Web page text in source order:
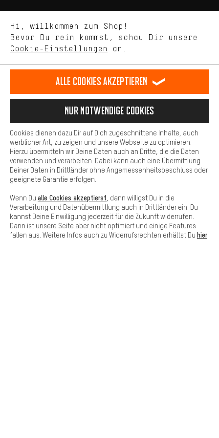
SICHER EINKAUFEN
SICHER BEZAHLEN
Hi, willkommen zum Shop!
Bevor Du rein kommst, schau Dir unsere
Cookie-Einstellungen an.
Uns interessiert, was Du in unserem Shop suchst und brauchst.
selbst Einfluss auf die Verbesserung unserer Webseite und
unseres Shop-Angebots.
Dein Shopping-Erlebnis wird komfortabler. Mit Komfort-Cookies
stellen wir Verknüpfungen zu Social Media Plattformen her. So
können wir dir weitere nützliche Inhalte und Informationen zur
Verfügung stellen. Zudem hast du die Möglichkeit zusätzliche
Services zu nutzen, die es dir erleichtern die richtigen Produkte zu
finden. Beispielsweise bieten wir eine Chat-Funktion an, damit
Fragen schnell und unkompliziert beantwortet werden können.
Basis
Basis-Cookies gewährleisten, dass Du unsere Webseite
grundsätzlich nutzen kannst.
Alle Cookies akzeptieren
Nur Notwendige Cookies
Cookies dienen dazu Dir auf Dich zugeschnittene Inhalte, auch
werblicher Art, zu zeigen und unsere Webseite zu optimieren.
Hierzu übermitteln wir Deine Daten auch an Dritte, die die Daten
verwenden und verarbeiten. Dabei kann auch eine Übermittlung
Deiner Daten in Drittländer ohne Angemessenheitsbeschluss oder
geeignete Garantie erfolgen.
Wenn Du alle Cookies akzeptierst , dann willigst Du in die
Verarbeitung und Datenübermittlung auch in Drittländer ein. Du
kannst Deine Einwilligung jederzeit für die Zukunft widerrufen.
Dann ist unsere Seite aber nicht optimiert und einige Features
fallen aus. Weitere Infos auch zu Widerrufsrechten erhältst Du hier